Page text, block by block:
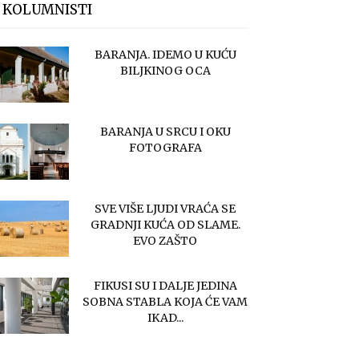
KOLUMNISTI
BARANJA. IDEMO U KUĆU
BILJKINOG OCA
BARANJA U SRCU I OKU
FOTOGRAFA
SVE VIŠE LJUDI VRAĆA SE
GRADNJI KUĆA OD SLAME.
EVO ZAŠTO
FIKUSI SU I DALJE JEDINA
SOBNA STABLA KOJA ĆE VAM
IKAD...